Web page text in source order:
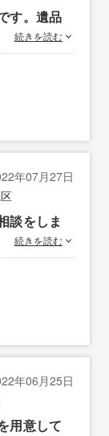
す。遺品
続きを読む
年07月27日
談をしま
続きを読む
年06月25日
用意して